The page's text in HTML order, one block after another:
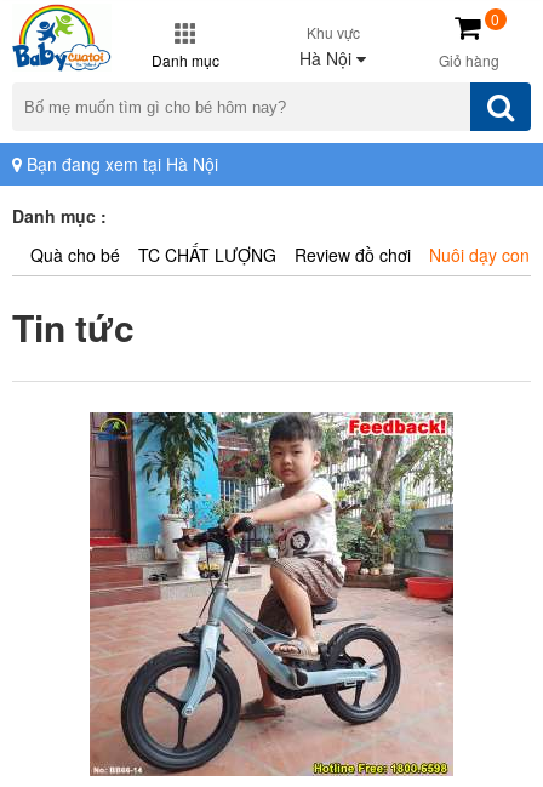
Danh mục
Khu vực
Hà Nội Giỏ hàng
0
Bạn đang xem tại Hà Nội
Danh mục :
Quà cho bé
TC CHẤT LƯỢNG Review đồ chơi Nuôi dạy con
Tin tức